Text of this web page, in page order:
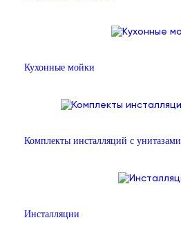
Кухонные мойки
Комплекты инсталляций с унитазами
Инсталляции